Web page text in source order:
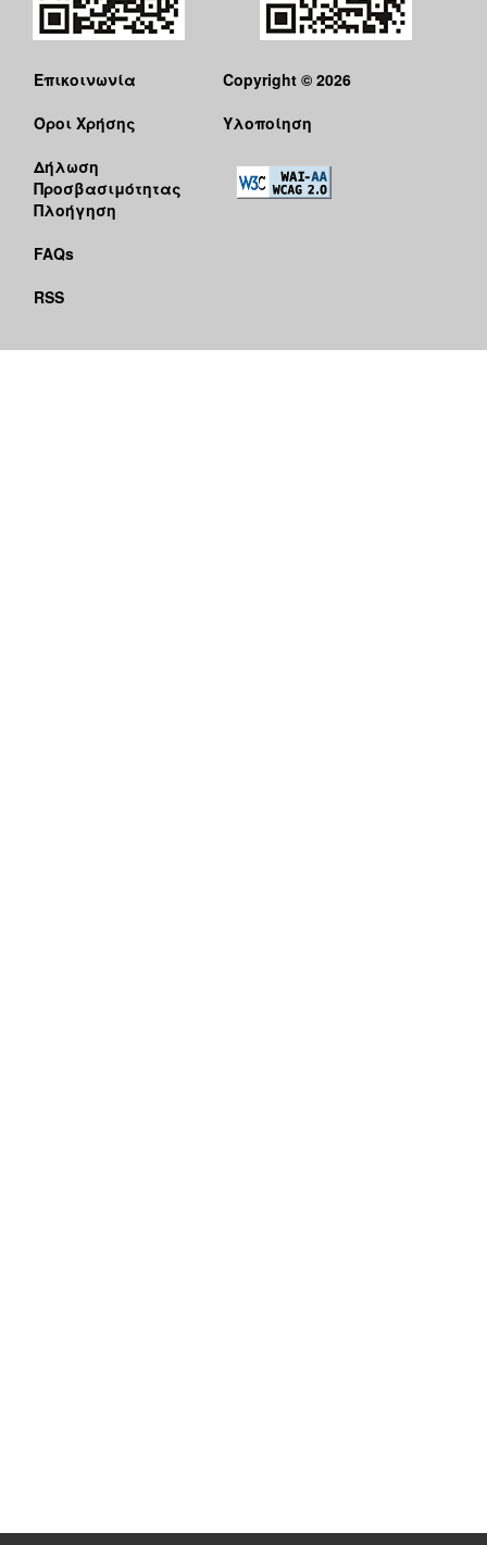
Επικοινωνία
Όροι Χρήσης
Δήλωση
Προσβασιμότητας
Πλοήγηση
FAQs
RSS
Copyright © 2026
Υλοποίηση